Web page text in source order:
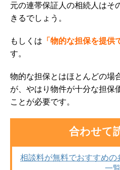
元の連帯保証人の相続人はそ
きるでしょう。
もしくは 「物的な担保を提供
す。
物的な担保とはほとんどの場
が、やはり物件が十分な担保
ことが必要です。
合わせて
相談料が無料でおすすめ
一覧